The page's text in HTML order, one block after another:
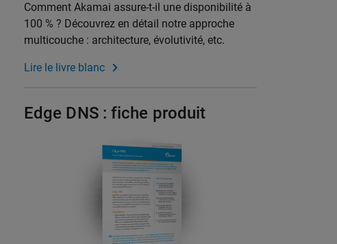
Comment Akamai assure-t-il une disponibilité à
100 % ? Découvrez en détail notre approche
multicouche : architecture, évolutivité, etc.
Lire le livre blanc
Edge DNS : fiche produit